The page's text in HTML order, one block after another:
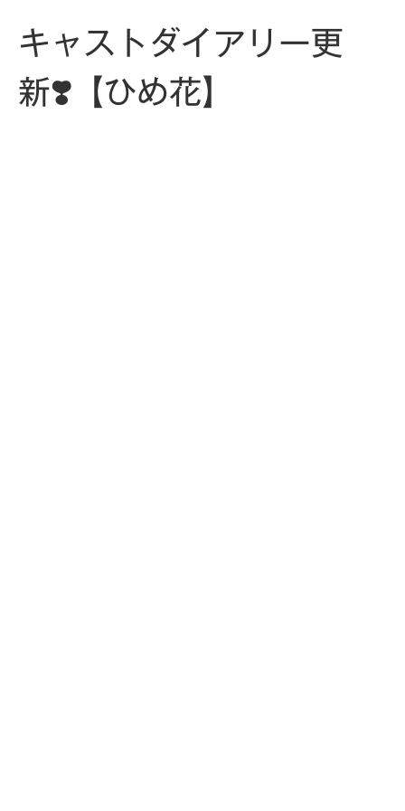
キャストダイアリー更
新❣️【ひめ花】